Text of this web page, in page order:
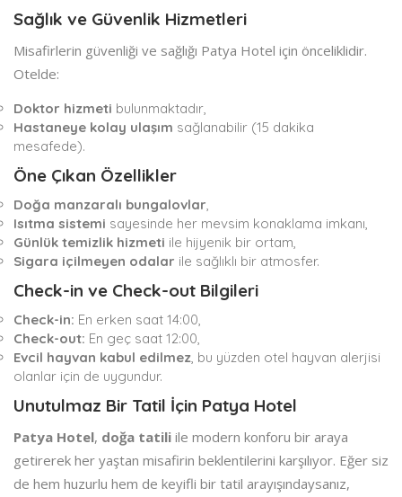
Sağlık ve Güvenlik Hizmetleri
Misafirlerin güvenliği ve sağlığı Patya Hotel için önceliklidir.
Otelde:
Doktor hizmeti bulunmaktadır,
Hastaneye kolay ulaşım sağlanabilir (15 dakika
mesafede).
Öne Çıkan Özellikler
Doğa manzaralı bungalovlar,
Isıtma sistemi sayesinde her mevsim konaklama imkanı,
Günlük temizlik hizmeti ile hijyenik bir ortam,
Sigara içilmeyen odalar ile sağlıklı bir atmosfer.
Check-in ve Check-out Bilgileri
Check-in: En erken saat 14:00,
Check-out: En geç saat 12:00,
Evcil hayvan kabul edilmez, bu yüzden otel hayvan alerjisi
olanlar için de uygundur.
Unutulmaz Bir Tatil İçin Patya Hotel
Patya Hotel, doğa tatili ile modern konforu bir araya
getirerek her yaştan misafirin beklentilerini karşılıyor. Eğer siz
de hem huzurlu hem de keyifli bir tatil arayışındaysanız,